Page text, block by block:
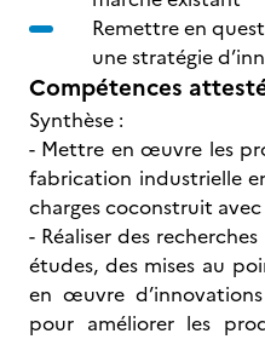
Remettre en
une stratégie
Compétences
Synthèse :
- Mettre en œuvre les
fabrication industrielle
charges coconstruit
- Réaliser des
études, des mises au
en œuvre
pour améliorer les